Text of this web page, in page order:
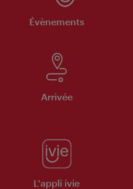
Évènements
Arrivée
L'appli ivie